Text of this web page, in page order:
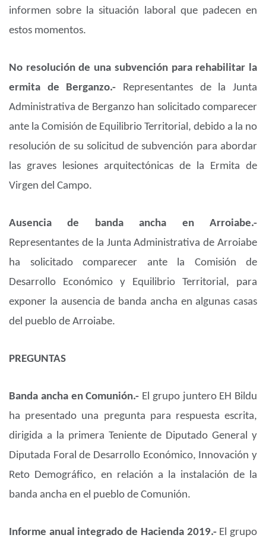
informen sobre la situación laboral que padecen en
estos momentos.
No resolución de una subvención para rehabilitar la
ermita de Berganzo.- Representantes de la Junta
Administrativa de Berganzo han solicitado comparecer
ante la Comisión de Equilibrio Territorial, debido a la no
resolución de su solicitud de subvención para abordar
las graves lesiones arquitectónicas de la Ermita de
Virgen del Campo.
Ausencia de banda ancha en Arroiabe.-
Representantes de la Junta Administrativa de Arroiabe
ha solicitado comparecer ante la Comisión de
Desarrollo Económico y Equilibrio Territorial, para
exponer la ausencia de banda ancha en algunas casas
del pueblo de Arroiabe.
PREGUNTAS
Banda ancha en Comunión.- El grupo juntero EH Bildu
ha presentado una pregunta para respuesta escrita,
dirigida a la primera Teniente de Diputado General y
Diputada Foral de Desarrollo Económico, Innovación y
Reto Demográfico, en relación a la instalación de la
banda ancha en el pueblo de Comunión.
Informe anual integrado de Hacienda 2019.- El grupo